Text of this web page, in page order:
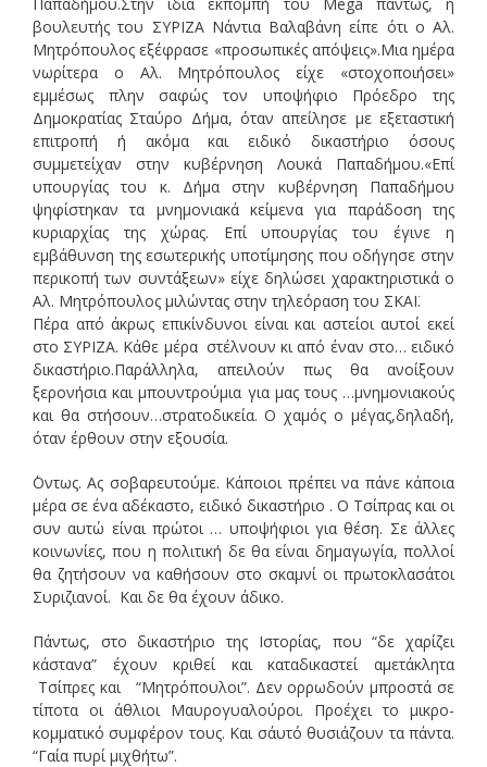
βουλευτής του ΣΥΡΙΖΑ Νάντια Βαλαβάνη είπε ότι ο Αλ.
Μητρόπουλος εξέφρασε «προσωπικές απόψεις».Μια ημέρα
νωρίτερα ο Αλ. Μητρόπουλος είχε «στοχοποιήσει»
εμμέσως πλην σαφώς τον υποψήφιο Πρόεδρο της
Δημοκρατίας Σταύρο Δήμα, όταν απείλησε με εξεταστική
επιτροπή ή ακόμα και ειδικό δικαστήριο όσους
συμμετείχαν στην κυβέρνηση Λουκά Παπαδήμου.«Επί
υπουργίας του κ. Δήμα στην κυβέρνηση Παπαδήμου
ψηφίστηκαν τα μνημονιακά κείμενα για παράδοση της
κυριαρχίας της χώρας. Επί υπουργίας του έγινε η
εμβάθυνση της εσωτερικής υποτίμησης που οδήγησε στην
περικοπή των συντάξεων» είχε δηλώσει χαρακτηριστικά ο
Αλ. Μητρόπουλος μιλώντας στην τηλεόραση του ΣΚΑΪ.
Πέρα από άκρως επικίνδυνοι είναι και αστείοι αυτοί εκεί
στο ΣΥΡΙΖΑ. Κάθε μέρα στέλνουν κι από έναν στο… ειδικό
δικαστήριο.Παράλληλα, απειλούν πως θα ανοίξουν
ξερονήσια και μπουντρούμια για μας τους …μνημονιακούς
και θα στήσουν…στρατοδικεία. Ο χαμός ο μέγας,δηλαδή,
όταν έρθουν στην εξουσία.
΄Οντως. Ας σοβαρευτούμε. Κάποιοι πρέπει να πάνε κάποια
μέρα σε ένα αδέκαστο, ειδικό δικαστήριο . Ο Τσίπρας και οι
συν αυτώ είναι πρώτοι … υποψήφιοι για θέση. Σε άλλες
κοινωνίες, που η πολιτική δε θα είναι δημαγωγία, πολλοί
θα ζητήσουν να καθήσουν στο σκαμνί οι πρωτοκλασάτοι
Συριζιανοί. Και δε θα έχουν άδικο.
Πάντως, στο δικαστήριο της Ιστορίας, που “δε χαρίζει
κάστανα” έχουν κριθεί και καταδικαστεί αμετάκλητα
Τσίπρες και “Μητρόπουλοι”. Δεν ορρωδούν μπροστά σε
τίποτα οι άθλιοι Μαυρογυαλούροι. Προέχει το μικρο-
κομματικό συμφέρον τους. Και σ΄αυτό θυσιάζουν τα πάντα.
“Γαία πυρί μιχθήτω”.